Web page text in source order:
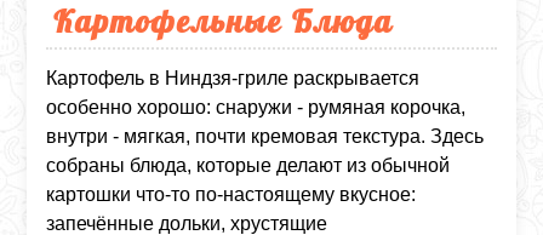
Картофельные Блюда
Картофель в Ниндзя‑гриле раскрывается
особенно хорошо: снаружи - румяная корочка,
внутри - мягкая, почти кремовая текстура. Здесь
собраны блюда, которые делают из обычной
картошки что‑то по‑настоящему вкусное:
запечённые дольки, хрустящие